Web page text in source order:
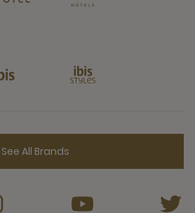
See All Brands